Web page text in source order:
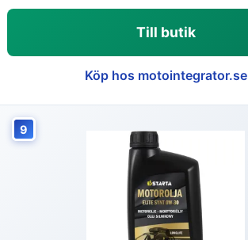
Till butik
Köp hos motointegrator.se
9